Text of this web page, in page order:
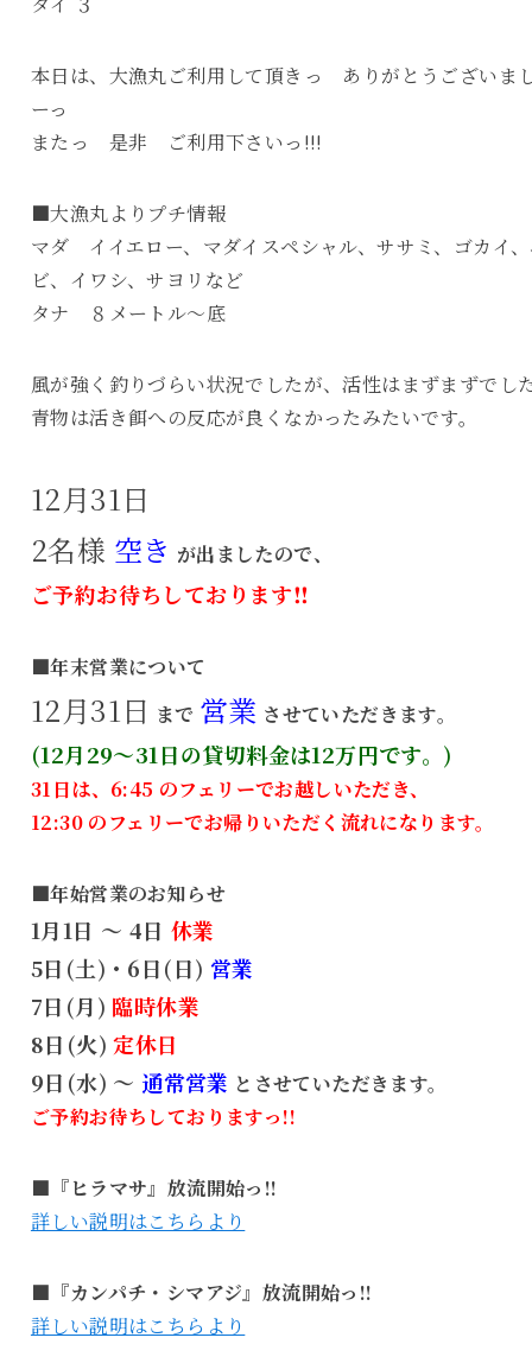
本日は、大漁丸ご利用して頂きっ ありがとうございま
ーっ
またっ 是非 ご利用下さいっ!!!
■大漁丸よりプチ情報
マダ イイエロー、マダイスペシャル、ササミ、ゴカイ
ビ、イワシ、サヨリなど
タナ ８メートル～底
風が強く釣りづらい状況でしたが、活性はまずまずでし
青物は活き餌への反応が良くなかったみたいです。
12月31日
2名様 空き が出ましたので、
ご予約お待ちしております‼
■年末営業について
12月31日 まで 営業 させていただきます。
(12月29～31日の貸切料金は12万円です。)
31日は、6:45 のフェリーでお越しいただき、
12:30 のフェリーでお帰りいただく流れになります。
■年始営業のお知らせ
1月1日 ～ 4日 休業
5日(土)・6日(日) 営業
7日(月) 臨時休業
8日(火) 定休日
9日(水) ～ 通常営業 とさせていただきます。
ご予約お待ちしておりますっ!!
■『ヒラマサ』放流開始っ!!
詳しい説明はこちらより
■『カンパチ・シマアジ』放流開始っ!!
詳しい説明はこちらより